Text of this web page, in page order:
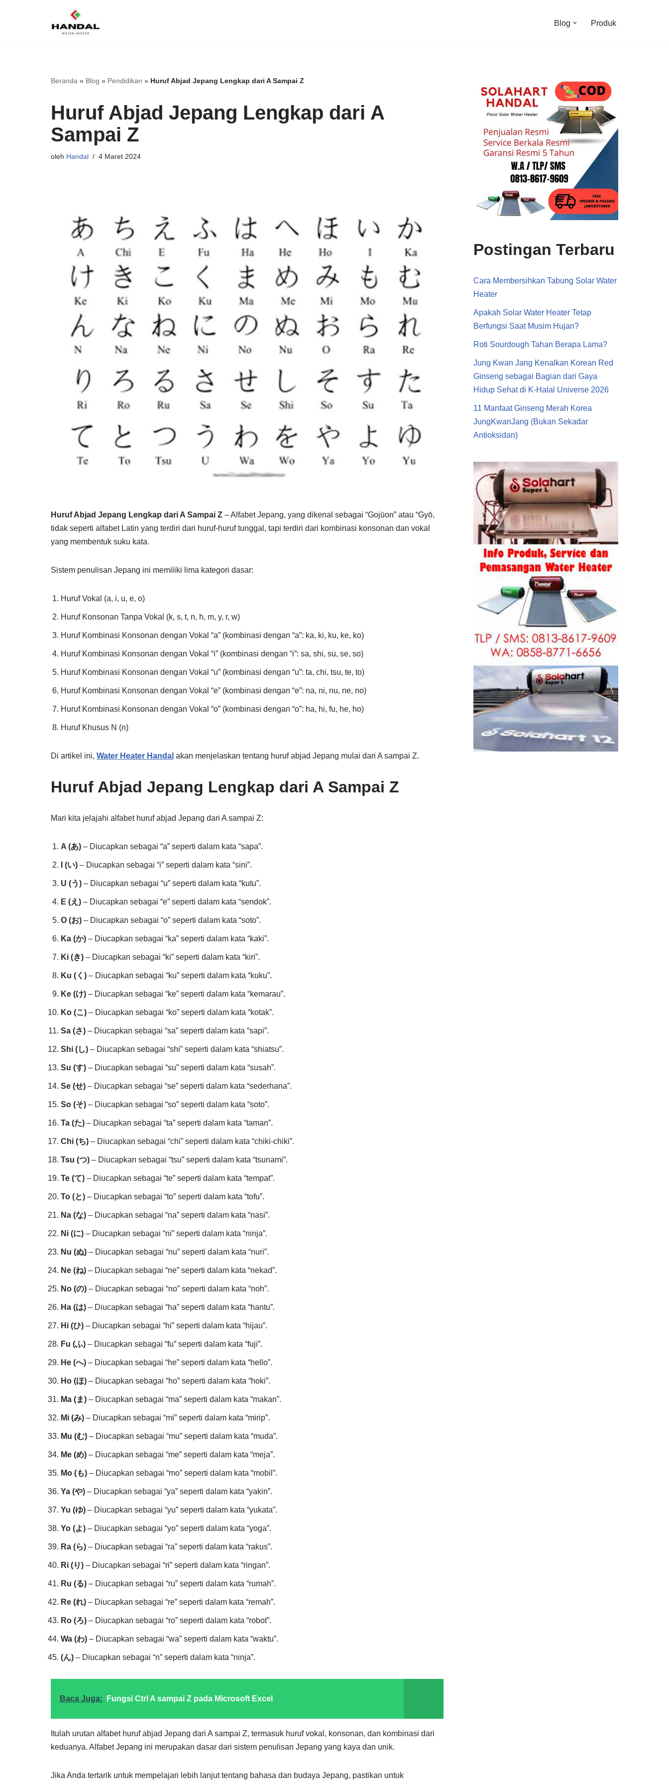
Blog Produk
Beranda » Blog » Pendidikan » Huruf Abjad Jepang Lengkap dari A Sampai Z
Huruf Abjad Jepang Lengkap dari A
Sampai Z
oleh Handal 4 Maret 2024
Huruf Abjad Jepang Lengkap dari A Sampai Z – Alfabet Jepang, yang dikenal sebagai “Gojūon” atau “Gyō,
tidak seperti alfabet Latin yang terdiri dari huruf-huruf tunggal, tapi terdiri dari kombinasi konsonan dan vokal
yang membentuk suku kata.
Sistem penulisan Jepang ini memiliki lima kategori dasar:
Huruf Vokal (a, i, u, e, o)
Huruf Konsonan Tanpa Vokal (k, s, t, n, h, m, y, r, w)
Huruf Kombinasi Konsonan dengan Vokal “a” (kombinasi dengan “a”: ka, ki, ku, ke, ko)
Huruf Kombinasi Konsonan dengan Vokal “i” (kombinasi dengan “i”: sa, shi, su, se, so)
Huruf Kombinasi Konsonan dengan Vokal “u” (kombinasi dengan “u”: ta, chi, tsu, te, to)
Huruf Kombinasi Konsonan dengan Vokal “e” (kombinasi dengan “e”: na, ni, nu, ne, no)
Huruf Kombinasi Konsonan dengan Vokal “o” (kombinasi dengan “o”: ha, hi, fu, he, ho)
Huruf Khusus N (n)
Di artikel ini, Water Heater Handal akan menjelaskan tentang huruf abjad Jepang mulai dari A sampai Z.
Huruf Abjad Jepang Lengkap dari A Sampai Z
Mari kita jelajahi alfabet huruf abjad Jepang dari A sampai Z:
A (あ) – Diucapkan sebagai “a” seperti dalam kata “sapa”.
I (い) – Diucapkan sebagai “i” seperti dalam kata “sini”.
U (う) – Diucapkan sebagai “u” seperti dalam kata “kutu”.
E (え) – Diucapkan sebagai “e” seperti dalam kata “sendok”.
O (お) – Diucapkan sebagai “o” seperti dalam kata “soto”.
Ka (か) – Diucapkan sebagai “ka” seperti dalam kata “kaki”.
Ki (き) – Diucapkan sebagai “ki” seperti dalam kata “kiri”.
Ku (く) – Diucapkan sebagai “ku” seperti dalam kata “kuku”.
Ke (け) – Diucapkan sebagai “ke” seperti dalam kata “kemarau”.
Ko (こ) – Diucapkan sebagai “ko” seperti dalam kata “kotak”.
Sa (さ) – Diucapkan sebagai “sa” seperti dalam kata “sapi”.
Shi (し) – Diucapkan sebagai “shi” seperti dalam kata “shiatsu”.
Su (す) – Diucapkan sebagai “su” seperti dalam kata “susah”.
Se (せ) – Diucapkan sebagai “se” seperti dalam kata “sederhana”.
So (そ) – Diucapkan sebagai “so” seperti dalam kata “soto”.
Ta (た) – Diucapkan sebagai “ta” seperti dalam kata “taman”.
Chi (ち) – Diucapkan sebagai “chi” seperti dalam kata “chiki-chiki”.
Tsu (つ) – Diucapkan sebagai “tsu” seperti dalam kata “tsunami”.
Te (て) – Diucapkan sebagai “te” seperti dalam kata “tempat”.
To (と) – Diucapkan sebagai “to” seperti dalam kata “tofu”.
Na (な) – Diucapkan sebagai “na” seperti dalam kata “nasi”.
Ni (に) – Diucapkan sebagai “ni” seperti dalam kata “ninja”.
Nu (ぬ) – Diucapkan sebagai “nu” seperti dalam kata “nuri”.
Ne (ね) – Diucapkan sebagai “ne” seperti dalam kata “nekad”.
No (の) – Diucapkan sebagai “no” seperti dalam kata “noh”.
Ha (は) – Diucapkan sebagai “ha” seperti dalam kata “hantu”.
Hi (ひ) – Diucapkan sebagai “hi” seperti dalam kata “hijau”.
Fu (ふ) – Diucapkan sebagai “fu” seperti dalam kata “fuji”.
He (へ) – Diucapkan sebagai “he” seperti dalam kata “hello”.
Ho (ほ) – Diucapkan sebagai “ho” seperti dalam kata “hoki”.
Ma (ま) – Diucapkan sebagai “ma” seperti dalam kata “makan”.
Mi (み) – Diucapkan sebagai “mi” seperti dalam kata “mirip”.
Mu (む) – Diucapkan sebagai “mu” seperti dalam kata “muda”.
Me (め) – Diucapkan sebagai “me” seperti dalam kata “meja”.
Mo (も) – Diucapkan sebagai “mo” seperti dalam kata “mobil”.
Ya (や) – Diucapkan sebagai “ya” seperti dalam kata “yakin”.
Yu (ゆ) – Diucapkan sebagai “yu” seperti dalam kata “yukata”.
Yo (よ) – Diucapkan sebagai “yo” seperti dalam kata “yoga”.
Ra (ら) – Diucapkan sebagai “ra” seperti dalam kata “rakus”.
Ri (り) – Diucapkan sebagai “ri” seperti dalam kata “ringan”.
Ru (る) – Diucapkan sebagai “ru” seperti dalam kata “rumah”.
Re (れ) – Diucapkan sebagai “re” seperti dalam kata “remah”.
Ro (ろ) – Diucapkan sebagai “ro” seperti dalam kata “robot”.
Wa (わ) – Diucapkan sebagai “wa” seperti dalam kata “waktu”.
(ん) – Diucapkan sebagai “n” seperti dalam kata “ninja”.
Baca Juga: Fungsi Ctrl A sampai Z pada Microsoft Excel
Itulah urutan alfabet huruf abjad Jepang dari A sampai Z, termasuk huruf vokal, konsonan, dan kombinasi dari
keduanya. Alfabet Jepang ini merupakan dasar dari sistem penulisan Jepang yang kaya dan unik.
Jika Anda tertarik untuk mempelajari lebih lanjut tentang bahasa dan budaya Jepang, pastikan untuk
Postingan Terbaru
Cara Membersihkan Tabung Solar Water
Heater
Apakah Solar Water Heater Tetap
Berfungsi Saat Musim Hujan?
Roti Sourdough Tahan Berapa Lama?
Jung Kwan Jang Kenalkan Korean Red
Ginseng sebagai Bagian dari Gaya
Hidup Sehat di K-Halal Universe 2026
11 Manfaat Ginseng Merah Korea
JungKwanJang (Bukan Sekadar
Antioksidan)